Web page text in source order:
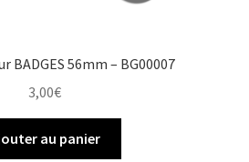
BADGES 56mm – BG00007
3,00€
au panier